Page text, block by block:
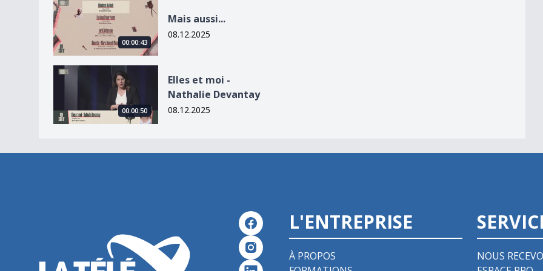
Mais aussi...
00:00:43
Mais aussi...
08.12.2025
Elles et moi - Nathalie Devantay
00:00:50
Elles et moi -
Nathalie Devantay
08.12.2025
L'ENTREPRISE
À PROPOS
NOUS